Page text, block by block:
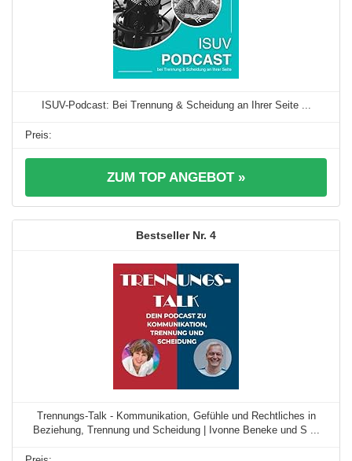
ISUV-Podcast: Bei Trennung & Scheidung an Ihrer Seite ...
ZUM TOP ANGEBOT »
4
Trennungs-Talk - Kommunikation, Gefühle und Rechtliches in
Beziehung, Trennung und Scheidung | Ivonne Beneke und S ...